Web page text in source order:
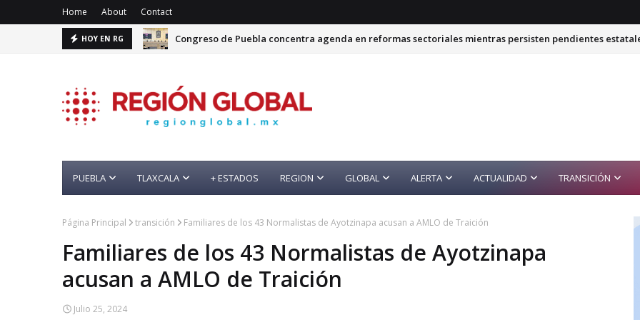
Home About Contact
HOY EN RG Congreso de Puebla concentra agenda en reformas sectoriales mientras persisten pendientes
PUEBLA TLAXCALA + ESTADOS REGION GLOBAL ALERTA ACTUALIDAD TRANSICIÓN
Página Principal transición Familiares de los 43 Normalistas de Ayotzinapa acusan a AMLO de Traición
Familiares de los 43 Normalistas de Ayotzinapa
acusan a AMLO de Traición
Julio 25, 2024